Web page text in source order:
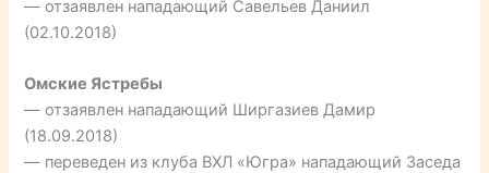
— отзаявлен нападающий Савельев Даниил
(02.10.2018)
Омские Ястребы
— отзаявлен нападающий Ширгазиев Дамир
(18.09.2018)
— переведен из клуба ВХЛ «Югра» нападающий Заседа